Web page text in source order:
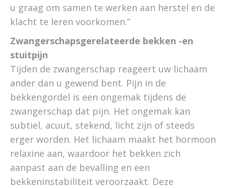
u graag om samen te werken aan herstel en de
klacht te leren voorkomen.”
Zwangerschapsgerelateerde bekken -en
stuitpijn
Tijden de zwangerschap reageert uw lichaam
ander dan u gewend bent. Pijn in de
bekkengordel is een ongemak tijdens de
zwangerschap dat pijn. Het ongemak kan
subtiel, acuut, stekend, licht zijn of steeds
erger worden. Het lichaam maakt het hormoon
relaxine aan, waardoor het bekken zich
aanpast aan de bevalling en een
bekkeninstabiliteit veroorzaakt. Deze